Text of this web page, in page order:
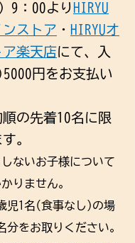
9：00より HIRYU
ストア ・ HIRYUオ
ア楽天店にて、入
円をお支払い
の先着10名に限
。
ないお子様について
りません。
児1名(食事なし)の場
分をお取りください。